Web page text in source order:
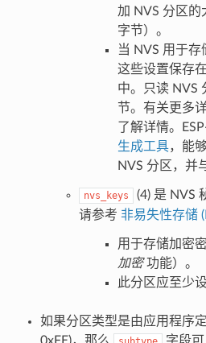
加 NVS 分区的
字节）。
当 NVS 用于
这些设置保存
中。只读 NVS
节。有关更多
了解详情。
生成工具，能
NVS 分区，并
nvs_keys
(4) 是 NVS
请参考 非易失性存储
用于存储加密
加密功能）。
此分区应至少
如果分区类型是由应用程序